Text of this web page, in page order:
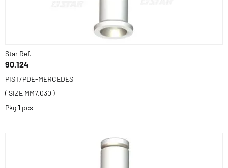
Star Ref.
90.124
PIST/PDE-MERCEDES
( SIZE MM7,030 )
Pkg1 pcs